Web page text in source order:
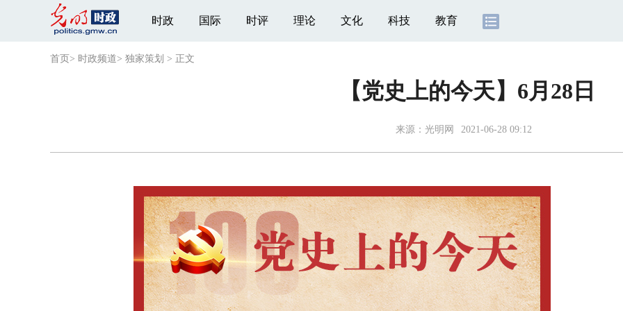
时政 国际 时评 理论 文化 科技 教育
首页 > 时政频道> 独家策划 > 正文
【党史上的今天】6月28日
来源： 光明网 2021-06-28 09:12